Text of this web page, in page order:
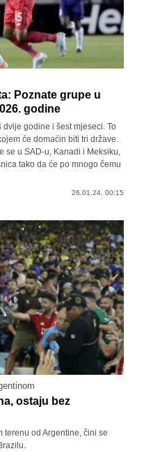
Poznate grupe u
godine
godine i šest mjeseci. To
će domaćin biti tri države.
se u SAD-u, Kanadi i Meksiku,
tako da će po mnogo čemu
26.01.24. 00:15
ostaju bez
terenu od Argentine, čini se